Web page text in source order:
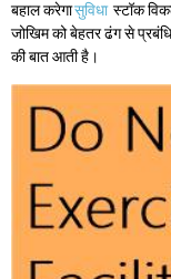
बहाल करेगासुविधा स्टॉक
जोखिम को बेहतर ढंग से
की बात आती है।